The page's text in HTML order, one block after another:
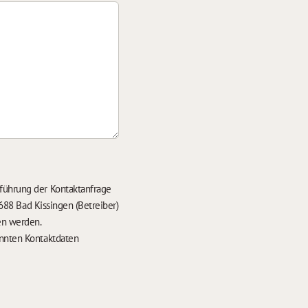
der Kontaktanfrage
Bad Kissingen (Betreiber)
werden.
Kontaktdaten